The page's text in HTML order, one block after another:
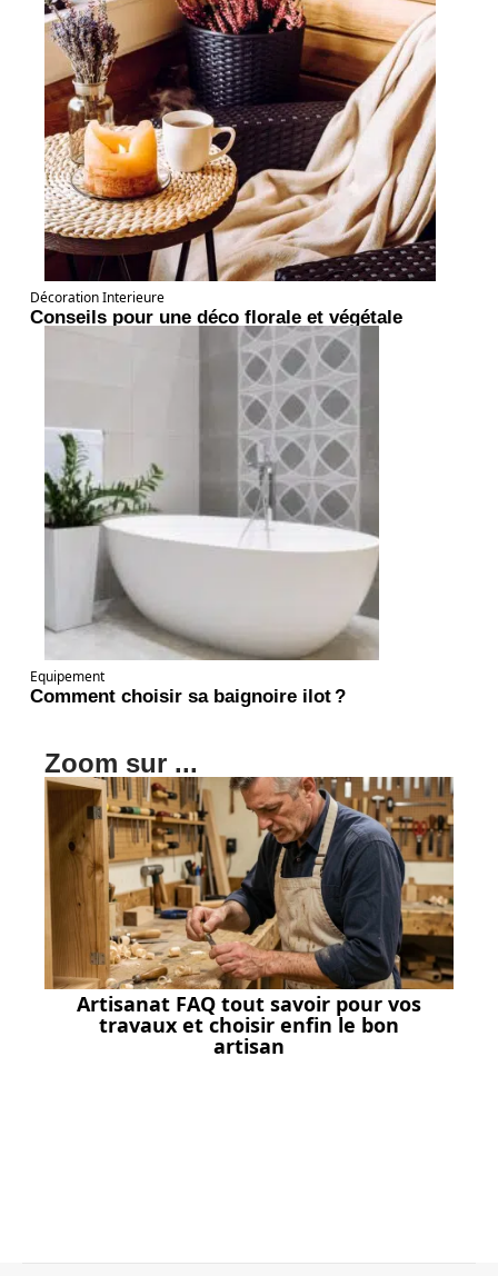
Décoration Interieure
Conseils pour une déco florale et végétale
Equipement
Comment choisir sa baignoire ilot ?
Zoom sur ...
Artisanat FAQ tout savoir pour vos
travaux et choisir enfin le bon
artisan